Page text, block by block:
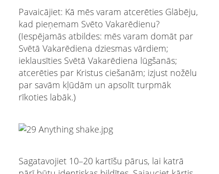
Pavaicājiet: Kā mēs varam atcerēties Glābēju,
kad pieņemam Svēto Vakarēdienu?
(Iespējamās atbildes: mēs varam domāt par
Svētā Vakarēdiena dziesmas vārdiem;
ieklausīties Svētā Vakarēdiena lūgšanās;
atcerēties par Kristus ciešanām; izjust nožēlu
par savām kļūdām un apsolīt turpmāk
rīkoties labāk.)
Sagatavojiet 10–20 kartīšu pārus, lai katrā